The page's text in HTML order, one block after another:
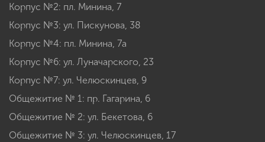
Корпус №2: пл. Минина, 7
Корпус №3: ул. Пискунова, 38
Корпус №4: пл. Минина, 7а
Корпус №6: ул. Луначарского, 23
Корпус №7: ул. Челюскинцев, 9
Общежитие № 1: пр. Гагарина, 6
Общежитие № 2: ул. Бекетова, 6
Общежитие № 3: ул. Челюскинцев, 17